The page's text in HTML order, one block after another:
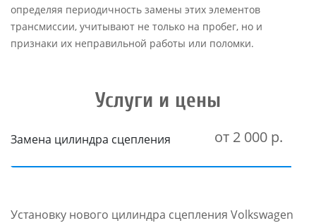
определяя периодичность замены этих элементов
трансмиссии, учитывают не только на пробег, но и
признаки их неправильной работы или поломки.
Услуги и цены
Замена цилиндра сцепления от 2 000 р.
Установку нового цилиндра сцепления Volkswagen